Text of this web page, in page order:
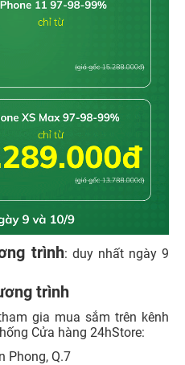
trình: duy nhất ngày 9
trình
gia mua sắm trên kênh
Cửa hàng 24hStore:
Phong, Q.7